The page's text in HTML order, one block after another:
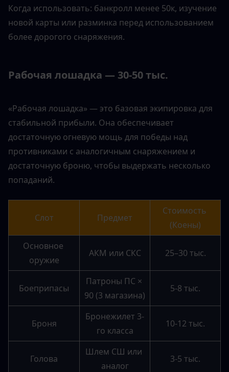
Когда использовать: банкролл менее 50к, изучение
новой карты или разминка перед использованием
более дорогого снаряжения.
Рабочая лошадка — 30-50 тыс.
«Рабочая лошадка» — это базовая экипировка для
стабильной прибыли. Она обеспечивает
достаточную огневую мощь для победы над
противниками с аналогичным снаряжением и
достаточную броню, чтобы выдержать несколько
попаданий.
Слот Предмет
Стоимость
(Коены)
Основное
оружие
АКМ или СКС 25–30 тыс.
Боеприпасы
Патроны ПС ×
90 (3 магазина)
5-8 тыс.
Броня
Бронежилет 3-
го класса
10-12 тыс.
Голова
Шлем СШ или
аналог
3-5 тыс.